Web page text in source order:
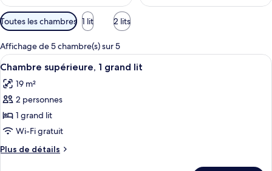
Filtres
disponibles
pour
les
chambres
Toutes les chambres 1 lit 2 lits
Affichage de 5 chambre(s) sur 5
Afficher
toutes
les
photos
pour
ce
type
de
Une chambre d’hôtel moderne
8
Chambre supérieure, 1 grand lit
19 m²
2 personnes
1 grand lit
Wi-Fi gratuit
Plus de détails
Plus